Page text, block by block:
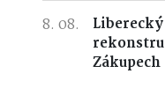
8. 08.
Zákupech